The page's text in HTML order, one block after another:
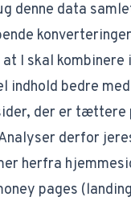
denne data
I skal
indhold bedre
der er tættere
derfor
herfra
pages